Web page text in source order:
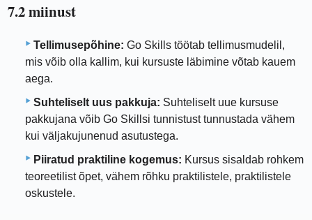
7.2 miinust
Tellimusepõhine: Go Skills töötab tellimusmudelil,
mis võib olla kallim, kui kursuste läbimine võtab kauem
aega.
Suhteliselt uus pakkuja: Suhteliselt uue kursuse
pakkujana võib Go Skillsi tunnistust tunnustada vähem
kui väljakujunenud asutustega.
Piiratud praktiline kogemus: Kursus sisaldab rohkem
teoreetilist õpet, vähem rõhku praktilistele, praktilistele
oskustele.